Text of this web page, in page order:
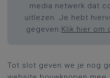
media netwerk dat
uitlezen. Je hebt
gegeven. Klik hier om
Tot slot geven we je nog